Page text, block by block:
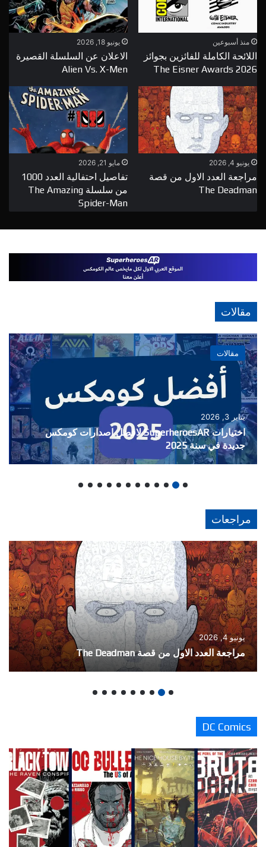
منذ أسبوعين
اللائحة الكاملة للفائزين بجوائز
The Eisner Awards 2026
يونيو 18, 2026
الاعلان عن السلسلة القصيرة
Alien Vs. X-Men
يونيو 4, 2026
مراجعة العدد الاول من قصة
The Deadman
مايو 21, 2026
تفاصيل احتفالية العدد 1000
من سلسلة The Amazing
Spider-Man
مقالات
مقالات
ديسمبر 25, 2024
اختيارات SuperheroesAR لافضل اصدارات كومكس
جديدة في سنة 2024
مراجعات
نوفمبر 22, 2025
مراجعة الاصدار الثاني من الحدث المشترك Batman /
Deadpool
DC Comics